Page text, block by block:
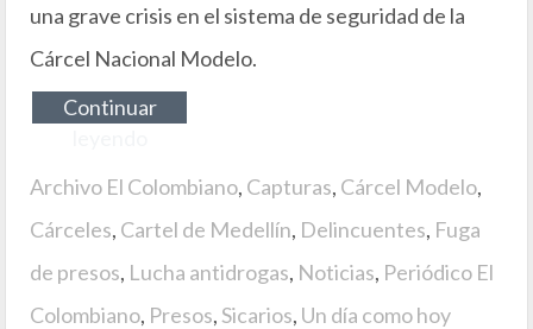
una grave crisis en el sistema de seguridad de la
Cárcel Nacional Modelo.
Continuar
Archivo El Colombiano, Capturas, Cárcel Modelo,
Cárceles, Cartel de Medellín, Delincuentes, Fuga
de presos, Lucha antidrogas, Noticias, Periódico El
Colombiano, Presos,Sicarios, Un día como hoy